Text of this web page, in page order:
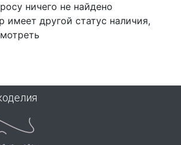
ничего не найдено
имеет другой статус наличия,